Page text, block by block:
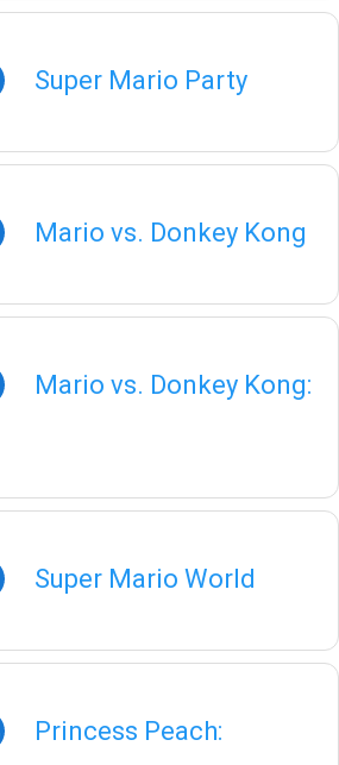
Super Mario Party
Mario vs. Donkey Kong
Mario vs. Donkey Kong:
Super Mario World
Princess Peach: